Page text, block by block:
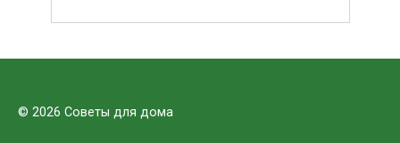
© 2026 Советы для дома